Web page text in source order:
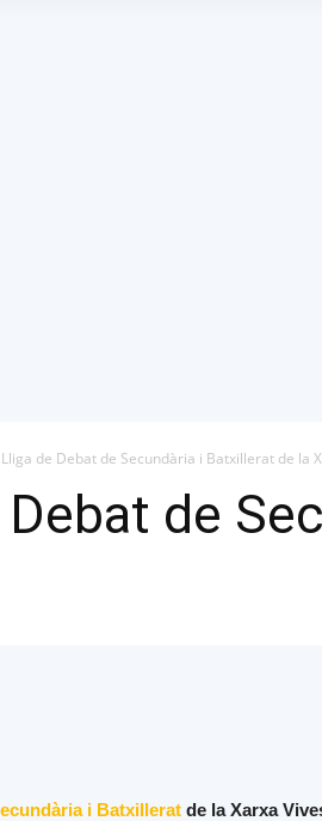
Lliga de Debat de Secundària i Batxillerat de la
de
i Batxillerat de la Xarxa